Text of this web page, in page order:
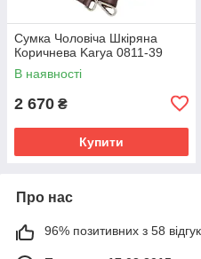
Сумка Чоловіча Шкіряна
Коричнева Karya 0811-39
В наявності
2 670 ₴
Купити
Про нас
96% позитивних з 58